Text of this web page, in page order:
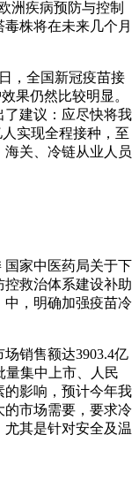
洲疾病预防与控制
株将在未来几个月
，全国新冠疫苗接
果仍然比较明显。
了建议：应尽快将我
实现全程接种，至
海关、冷链从业人员
国家中医药局关于下
控救治体系建设补助
中，明确加强疫苗冷
销售额达3903.4亿
量集中上市、人民
的影响，预计今年我
的市场需要，要求冷
其是针对安全及温